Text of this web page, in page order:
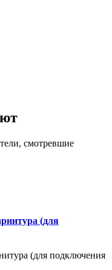
смотревшие
(для
(для подключения